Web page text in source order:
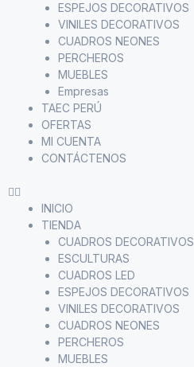
ESPEJOS DECORATIVOS
VINILES DECORATIVOS
CUADROS NEONES
PERCHEROS
MUEBLES
Empresas
TAEC PERÚ
OFERTAS
MI CUENTA
CONTÁCTENOS
INICIO
TIENDA
CUADROS DECORATIVOS
ESCULTURAS
CUADROS LED
ESPEJOS DECORATIVOS
VINILES DECORATIVOS
CUADROS NEONES
PERCHEROS
MUEBLES